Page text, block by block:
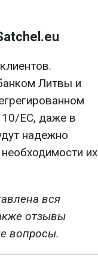
Литвы и
ЕС, даже в
надежно
их
вся
отзывы
вопросы.